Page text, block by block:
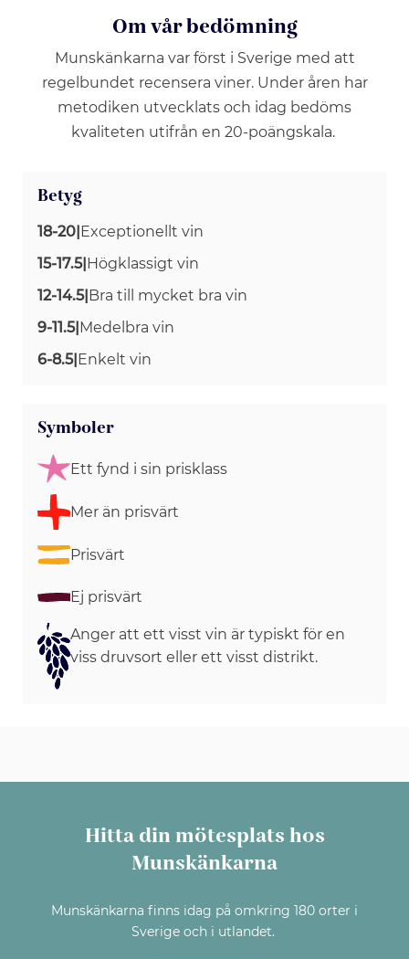
Om vår bedömning
Munskänkarna var först i Sverige med att
regelbundet recensera viner. Under åren har
metodiken utvecklats och idag bedöms
kvaliteten utifrån en 20-poängskala.
Betyg
18-20|Exceptionellt vin
15-17.5|Högklassigt vin
12-14.5|Bra till mycket bra vin
9-11.5|Medelbra vin
6-8.5|Enkelt vin
Symboler
Ett fynd i sin prisklass
Mer än prisvärt
Prisvärt
Ej prisvärt
Anger att ett visst vin är typiskt för en
viss druvsort eller ett visst distrikt.
Hitta din mötesplats hos
Munskänkarna
Munskänkarna finns idag på omkring 180 orter i
Sverige och i utlandet.